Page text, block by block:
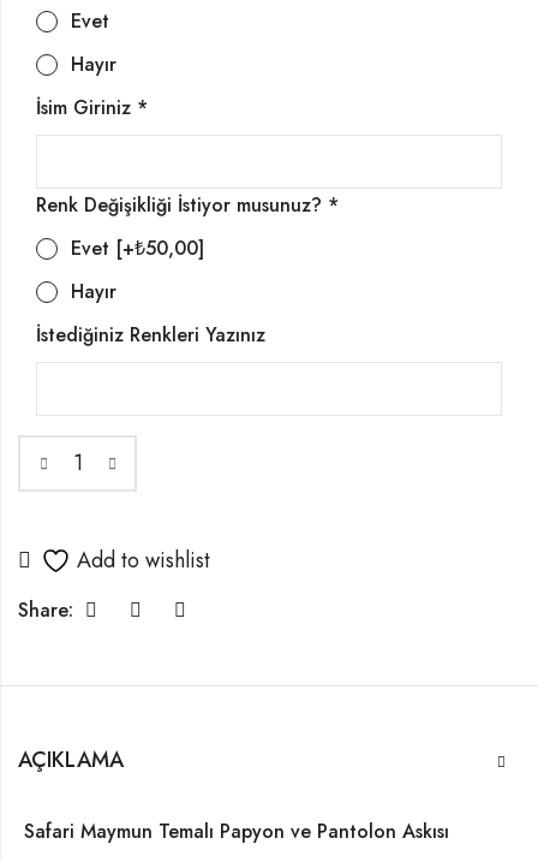
Evet
Hayır
İsim Giriniz *
Renk Değişikliği İstiyor musunuz? *
Evet [+₺50,00]
Hayır
İstediğiniz Renkleri Yazınız
Add to wishlist
Share:
AÇIKLAMA
Safari Maymun Temalı Papyon ve Pantolon Askısı